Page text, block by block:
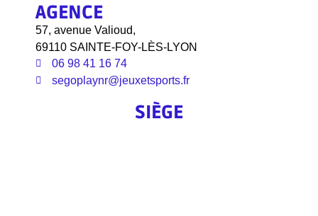
AGENCE
57, avenue Valioud,
69110 SAINTE-FOY-LÈS-LYON
06 98 41 16 74
segoplaynr@jeuxetsports.fr
SIÈGE